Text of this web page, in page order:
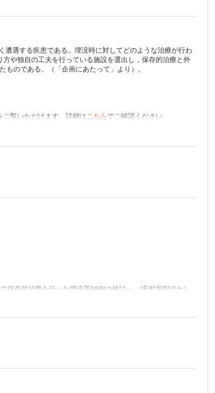
の検遇する疾患である。埋没時に対してどのような治療が行わ
や独自の工夫を行っている施設を選出し，保存的治療と外
のである。（「企画にあたって」より）。
覧いただけます。詳細は こちらでご確認ください。
保存的治療を行った埋没耳66例の検討― （安村和則ほか）
― （妹尾貴矢ほか）
ほか）
いる方法― （森山 壮ほか）